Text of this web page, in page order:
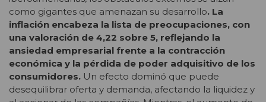
como gigantes que amenazan su desarrollo. La
inflación encabeza la lista de preocupaciones, con
una valoración de 4,22 sobre 5, reflejando la
ansiedad empresarial frente a la contracción
económica y la pérdida de poder adquisitivo de los
consumidores. Un efecto dominó que puede
desequilibrar oferta y demanda, afectando la liquidez y